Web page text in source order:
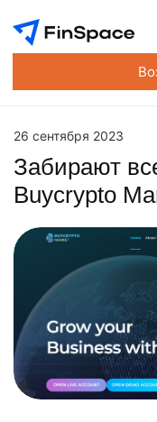
26 сентября 2023
Забирают
Buycrypto